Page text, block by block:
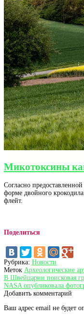
Микотоксины
Согласно
форме двойного
флейт.
Поделиться
Рубрика: Новости
Меток Археологические
Навигация
по
записям
Предыдущая
запись:
В Швейцарии поисковая
Следующая
запись:
NASA опубликовала
Добавить комментарий
Ваш адрес email не будет